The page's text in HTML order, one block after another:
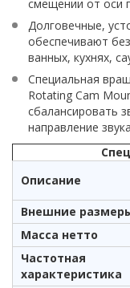
смещении от оси
Долговечные,
обеспечивают
ванных, кухнях,
Специальная
Rotating Cam
сбалансировать
направление
Описание
Внешние
Масса нетто
Частотная
характеристика